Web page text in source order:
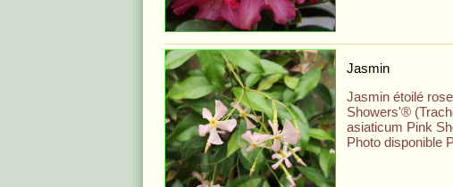
Jasmin
Jasmin étoilé
Showers'®
asiaticum Pink
Photo disponible